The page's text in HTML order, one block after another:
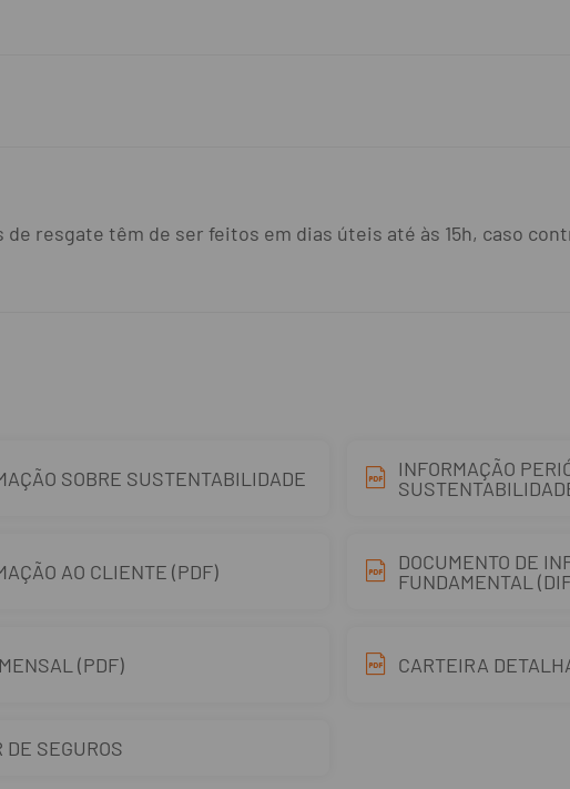
resgate têm de ser feitos em dias úteis até às 15h, caso
SOBRE SUSTENTABILIDADE
INFORMAÇÃO
AO CLIENTE (PDF)
DOCUMENTO DE
FUNDAMENTAL
(PDF) CARTEIRA
DE SEGUROS